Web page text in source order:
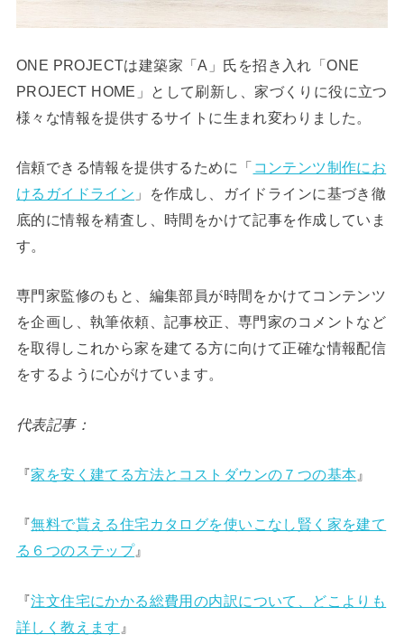
ONE PROJECTは建築家「A」氏を招き入れ「ONE
PROJECT HOME」として刷新し、家づくりに役に立つ
様々な情報を提供するサイトに生まれ変わりました。
信頼できる情報を提供するために「 コンテンツ制作にお
けるガイドライン 」を作成し、ガイドラインに基づき徹
底的に情報を精査し、時間をかけて記事を作成していま
す。
専門家監修のもと、編集部員が時間をかけてコンテンツ
を企画し、執筆依頼、記事校正、専門家のコメントなど
を取得しこれから家を建てる方に向けて正確な情報配信
をするように心がけています。
代表記事：
『家を安く建てる方法とコストダウンの７つの基本 』
『無料で貰える住宅カタログを使いこなし賢く家を建て
る６つのステップ』
『注文住宅にかかる総費用の内訳について、どこよりも
詳しく教えます 』